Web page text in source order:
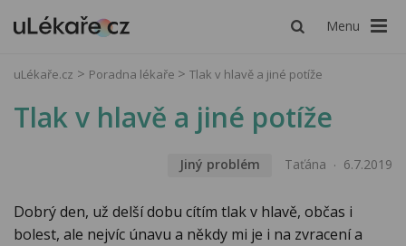
Menu
uLékaře.cz Poradna lékaře Tlak v hlavě a jiné potíže
Tlak v hlavě a jiné potíže
Jiný problém Taťána 6.7.2019
Dobrý den, už delší dobu cítím tlak v hlavě, občas i
bolest, ale nejvíc únavu a někdy mi je i na zvracení a